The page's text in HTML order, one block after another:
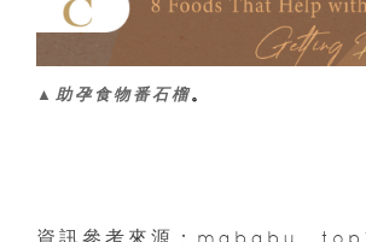
▲助孕食物番石榴。
資訊參考來源：mababy、